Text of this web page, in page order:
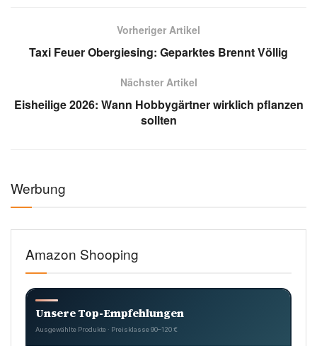
Vorheriger Artikel
Taxi Feuer Obergiesing: Geparktes Brennt Völlig
Nächster Artikel
Eisheilige 2026: Wann Hobbygärtner wirklich pflanzen
sollten
Werbung
Amazon Shooping
Unsere Top-Empfehlungen
Ausgewählte Produkte · Preisklasse 90–120 €